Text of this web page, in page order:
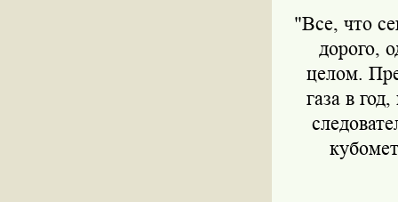
"Все, что
дорого,
целом.
газа в